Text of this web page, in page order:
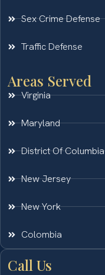
Sex Crime Defense
Traffic Defense
Areas Served
Virginia
Maryland
District Of Columbia
New Jersey
New York
Colombia
Call Us